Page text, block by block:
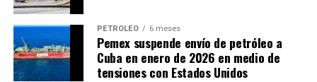
PETRÓLEO 6 meses
Pemex suspende envío de petróleo a
Cuba en enero de 2026 en medio de
tensiones con Estados Unidos